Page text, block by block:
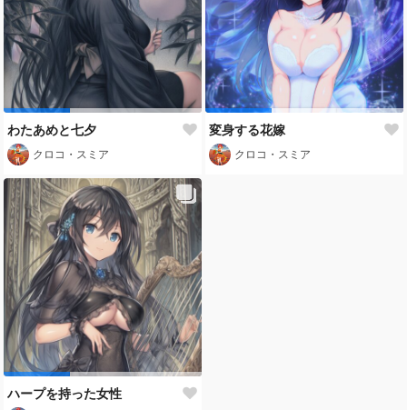
わたあめと七夕
クロコ・スミア
変身する花嫁
クロコ・スミア
ハープを持った女性